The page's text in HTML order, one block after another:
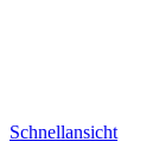
Schnellansicht